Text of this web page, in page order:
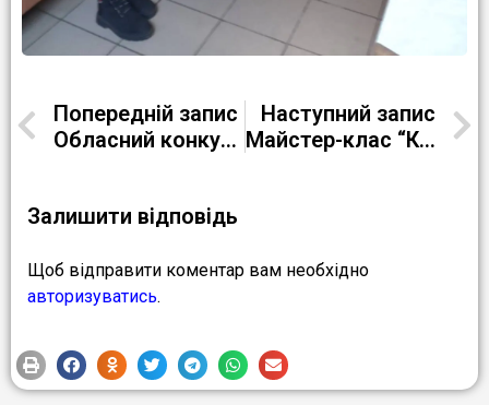
Попередній запис
Обласний конкурс МАН “Кристали: структура, властивості”
Наступний запис
Майстер-клас “Кулінарні витіванки”
Залишити відповідь
Щоб відправити коментар вам необхідно
авторизуватись.